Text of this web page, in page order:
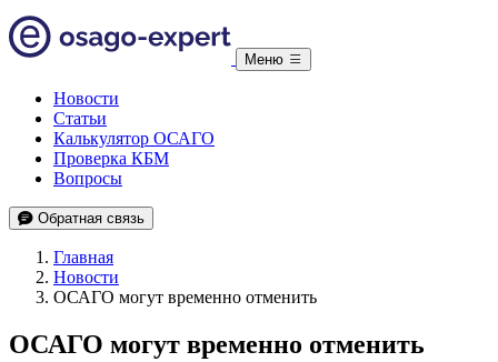
Меню
Новости
Статьи
Калькулятор ОСАГО
Проверка КБМ
Вопросы
Обратная связь
Главная
Новости
ОСАГО могут временно отменить
ОСАГО могут временно отменить